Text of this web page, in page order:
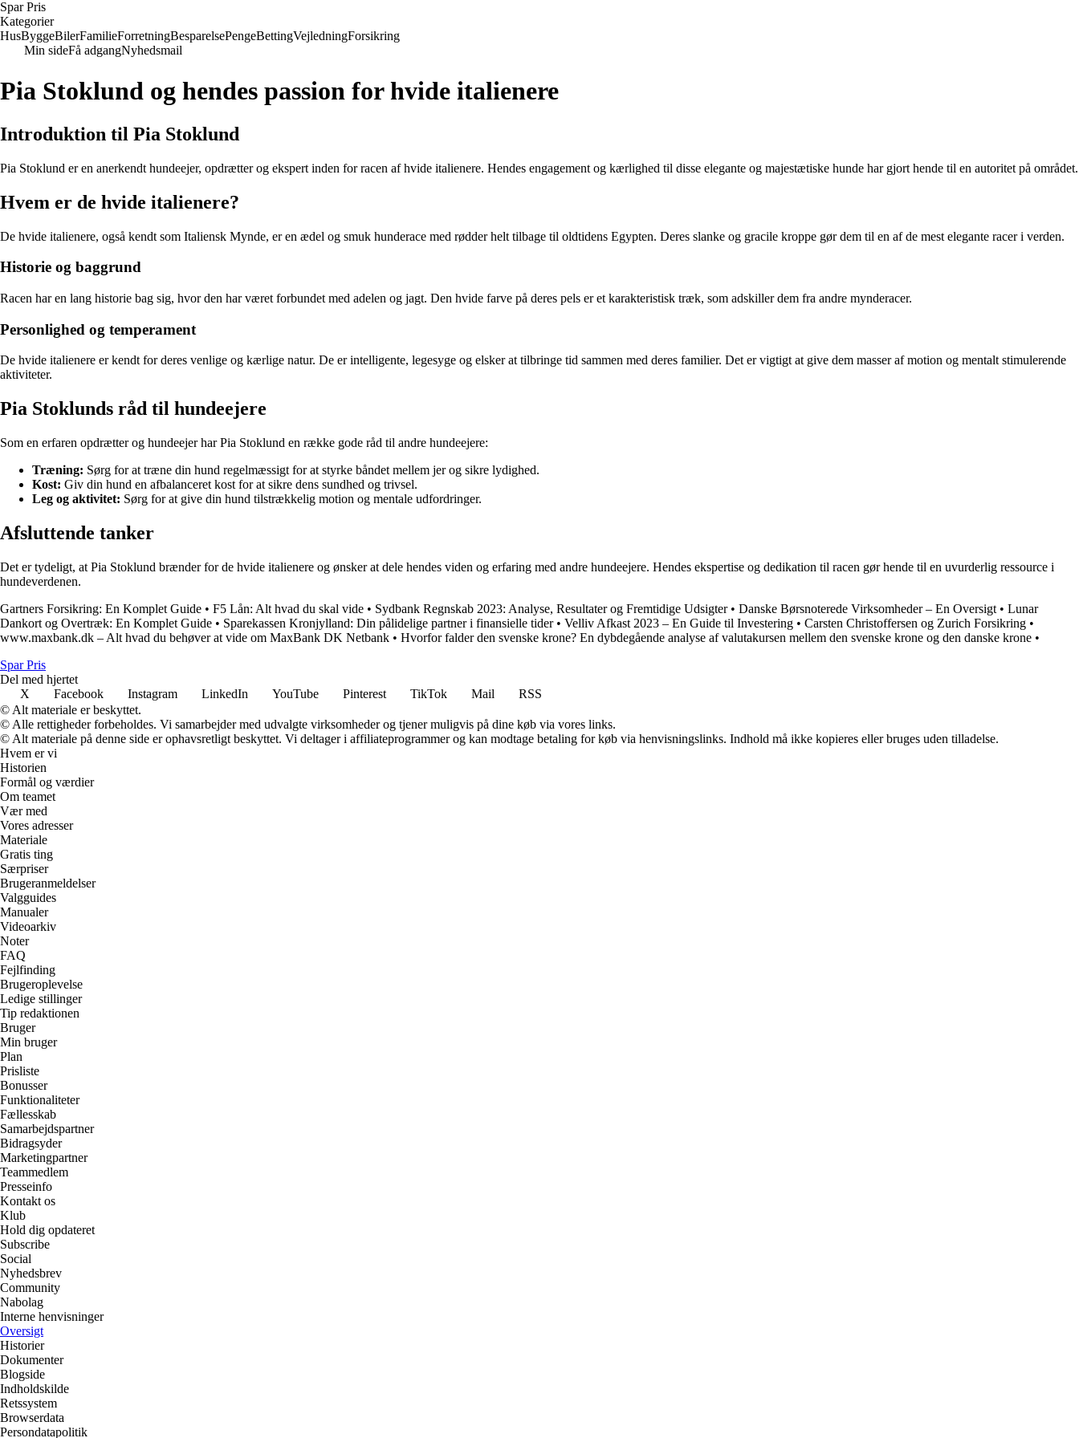
Spar Pris
Kategorier
HusByggeBilerFamilieForretningBesparelsePengeBettingVejledningForsikring
Min sideFå adgangNyhedsmail
Pia Stoklund og hendes passion for hvide italienere
Introduktion til Pia Stoklund
Pia Stoklund er en anerkendt hundeejer, opdrætter og ekspert inden for racen af hvide italienere. Hendes engagement og kærlighed til disse elegante og majestætiske hunde har gjort hende til en autoritet på området.
Hvem er de hvide italienere?
De hvide italienere, også kendt som Italiensk Mynde, er en ædel og smuk hunderace med rødder helt tilbage til oldtidens Egypten. Deres slanke og gracile kroppe gør dem til en af de mest elegante racer i verden.
Historie og baggrund
Racen har en lang historie bag sig, hvor den har været forbundet med adelen og jagt. Den hvide farve på deres pels er et karakteristisk træk, som adskiller dem fra andre mynderacer.
Personlighed og temperament
De hvide italienere er kendt for deres venlige og kærlige natur. De er intelligente, legesyge og elsker at tilbringe tid sammen med deres familier. Det er vigtigt at give dem masser af motion og mentalt stimulerende
aktiviteter.
Pia Stoklunds råd til hundeejere
Som en erfaren opdrætter og hundeejer har Pia Stoklund en række gode råd til andre hundeejere:
Træning: Sørg for at træne din hund regelmæssigt for at styrke båndet mellem jer og sikre lydighed.
Kost: Giv din hund en afbalanceret kost for at sikre dens sundhed og trivsel.
Leg og aktivitet: Sørg for at give din hund tilstrækkelig motion og mentale udfordringer.
Afsluttende tanker
Det er tydeligt, at Pia Stoklund brænder for de hvide italienere og ønsker at dele hendes viden og erfaring med andre hundeejere. Hendes ekspertise og dedikation til racen gør hende til en uvurderlig ressource i
hundeverdenen.
Gartners Forsikring: En Komplet Guide • F5 Lån: Alt hvad du skal vide • Sydbank Regnskab 2023: Analyse, Resultater og Fremtidige Udsigter• Danske Børsnoterede Virksomheder – En Oversigt • Lunar
Dankort og Overtræk: En Komplet Guide • Sparekassen Kronjylland: Din pålidelige partner i finansielle tider• Velliv Afkast 2023 – En Guide til Investering • Carsten Christoffersen og Zurich Forsikring •
www.maxbank.dk – Alt hvad du behøver at vide om MaxBank DK Netbank • Hvorfor falder den svenske krone? En dybdegående analyse af valutakursen mellem den svenske krone og den danske krone •
Spar Pris
Del med hjertet
X
Facebook Instagram LinkedIn YouTube Pinterest TikTok Mail
RSS
© Alt materiale er beskyttet.
© Alle rettigheder forbeholdes. Vi samarbejder med udvalgte virksomheder og tjener muligvis på dine køb via vores links.
© Alt materiale på denne side er ophavsretligt beskyttet. Vi deltager i affiliateprogrammer og kan modtage betaling for køb via henvisningslinks. Indhold må ikke kopieres eller bruges uden tilladelse.
Hvem er vi
Historien
Formål og værdier
Om teamet
Vær med
Vores adresser
Materiale
Gratis ting
Særpriser
Brugeranmeldelser
Valgguides
Manualer
Videoarkiv
Noter
FAQ
Fejlfinding
Brugeroplevelse
Ledige stillinger
Tip redaktionen
Bruger
Min bruger
Plan
Prisliste
Bonusser
Funktionaliteter
Fællesskab
Samarbejdspartner
Bidragsyder
Marketingpartner
Teammedlem
Presseinfo
Kontakt os
Klub
Hold dig opdateret
Subscribe
Social
Nyhedsbrev
Community
Nabolag
Interne henvisninger
Oversigt
Historier
Dokumenter
Blogside
Indholdskilde
Retssystem
Browserdata
Persondatapolitik